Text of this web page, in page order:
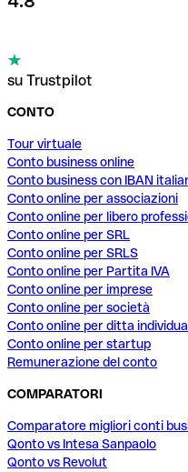
su Trustpilot
CONTO
Tour virtuale
Conto business online
Conto business con IBAN
Conto online per associazioni
Conto online per libero
Conto online per SRL
Conto online per SRLS
Conto online per Partita IVA
Conto online per imprese
Conto online per società
Conto online per ditta
Conto online per startup
Remunerazione del conto
COMPARATORI
Comparatore migliori conti
Qonto vs Intesa Sanpaolo
Qonto vs Revolut